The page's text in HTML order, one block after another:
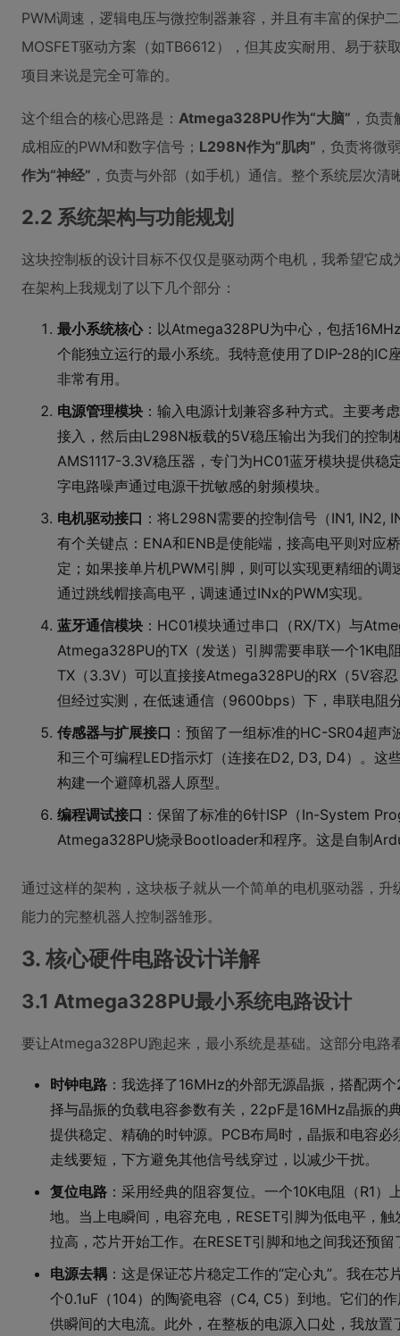
PWM调速，逻辑电压与微控制器兼容，并且有丰富的保护
MOSFET驱动方案（如TB6612），但其皮实耐用、易于获
项目来说是完全可靠的。
这个组合的核心思路是： Atmega328PU作为“大脑” ，负
成相应的PWM和数字信号； L298N作为“肌肉” ，负责将微
作为“神经” ，负责与外部（如手机）通信。整个系统层次
2.2 系统架构与功能规划
这块控制板的设计目标不仅仅是驱动两个电机，我希望它
在架构上我规划了以下几个部分：
最小系统核心：以Atmega328PU为中心，包括
个能独立运行的最小系统。我特意使用了DIP-28的IC
非常有用。
电源管理模块 ：输入电源计划兼容多种方式。主要考
接入，然后由L298N板载的5V稳压输出为我们的控制
AMS1117-3.3V稳压器，专门为HC01蓝牙模块提供
字电路噪声通过电源干扰敏感的射频模块。
电机驱动接口 ：将L298N需要的控制信号（IN1, IN2,
有个关键点：ENA和ENB是使能端，接高电平则对应
定；如果接单片机PWM引脚，则可以实现更精细的
通过跳线帽接高电平，调速通过INx的PWM实现。
蓝牙通信模块 ：HC01模块通过串口（RX/TX）与
Atmega328PU的TX（发送）引脚需要串联一个1K电
TX（3.3V）可以直接接Atmega328PU的RX（5V容
但经过实测，在低速通信（9600bps）下，串联电阻
传感器与扩展接口 ：预留了一组标准的HC-SR04超
和三个可编程LED指示灯（连接在D2, D3, D4）。这
构建一个避障机器人原型。
编程调试接口 ：保留了标准的6针ISP（In-System
Atmega328PU烧录Bootloader和程序。这是自制
通过这样的架构，这块板子就从一个简单的电机驱动器，
能力的完整机器人控制器雏形。
3. 核心硬件电路设计详解
3.1 Atmega328PU最小系统电路设计
要让Atmega328PU跑起来，最小系统是基础。这部分电路
时钟电路 ：我选择了16MHz的外部无源晶振，搭配两
择与晶振的负载电容参数有关，22pF是16MHz晶振的
提供稳定、精确的时钟源。PCB布局时，晶振和电容
走线要短，下方避免其他信号线穿过，以减少干扰。
复位电路 ：采用经典的阻容复位。一个10K电阻（R1
地。当上电瞬间，电容充电，RESET引脚为低电平，
拉高，芯片开始工作。在RESET引脚和地之间我还预
电源去耦 ：这是保证芯片稳定工作的“定心丸”。我在
个0.1uF（104）的陶瓷电容（C4, C5）到地。它们的
供瞬间的大电流。此外，在整板的电源入口处，我放